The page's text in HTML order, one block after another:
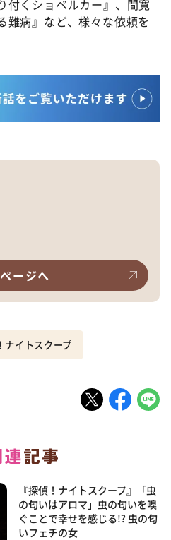
付くショベルカー』、間寛
難病』など、様々な依頼を
ージへ
ナイトスクープ
『探偵！ナイトスクープ』「虫
の匂いはアロマ」虫の匂いを嗅
ぐことで幸せを感じる!? 虫の匂
いフェチの女